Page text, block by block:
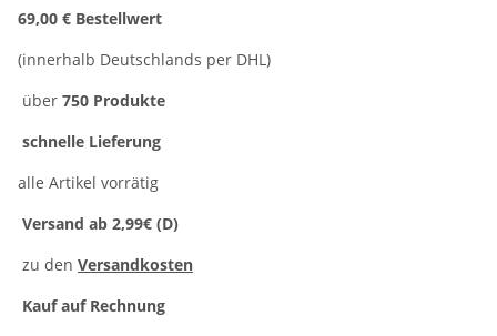
69,00 € Bestellwert
(innerhalb Deutschlands per DHL)
über 750 Produkte
schnelle Lieferung
alle Artikel vorrätig
Versand ab 2,99€ (D)
zu den Versandkosten
Kauf auf Rechnung